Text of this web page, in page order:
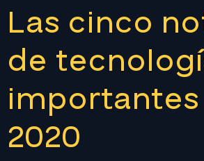
Las cinco
de
2020